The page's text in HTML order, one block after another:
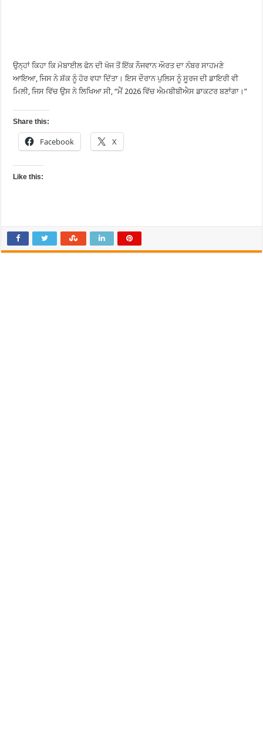
ਉਨ੍ਹਾਂ ਕਿਹਾ ਕਿ ਮੋਬਾਈਲ ਫੋਨ ਦੀ ਖੋਜ ਤੋਂ ਇੱਕ ਨੌਜਵਾਨ ਔਰਤ ਦਾ ਨੰਬਰ ਸਾਹਮਣੇ
ਆਇਆ, ਜਿਸ ਨੇ ਸ਼ੱਕ ਨੂੰ ਹੋਰ ਵਧਾ ਦਿੱਤਾ। ਇਸ ਦੌਰਾਨ ਪੁਲਿਸ ਨੂੰ ਸੂਰਜ ਦੀ ਡਾਇਰੀ ਵੀ
ਮਿਲੀ, ਜਿਸ ਵਿੱਚ ਉਸ ਨੇ ਲਿਖਿਆ ਸੀ, “ਮੈਂ 2026 ਵਿੱਚ ਐਮਬੀਬੀਐਸ ਡਾਕਟਰ ਬਣਾਂਗਾ।”
Share this:
Facebook X
Like this: